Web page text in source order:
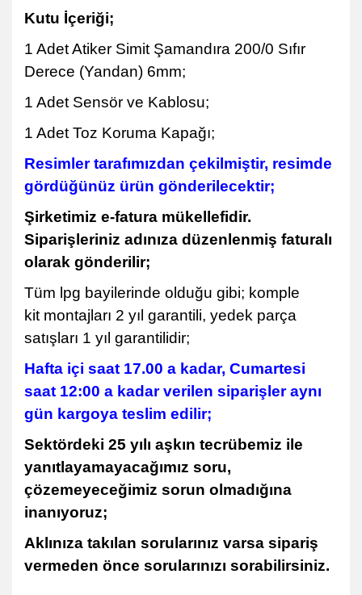
Kutu İçeriği;
1 Adet Atiker Simit Şamandıra 200/0 Sıfır
Derece (Yandan) 6mm;
1 Adet Sensör ve Kablosu;
1 Adet Toz Koruma Kapağı;
Resimler tarafımızdan çekilmiştir, resimde
gördüğünüz ürün gönderilecektir;
Şirketimiz e-fatura mükellefidir.
Siparişleriniz adınıza düzenlenmiş faturalı
olarak gönderilir;
Tüm lpg bayilerinde olduğu gibi; komple
kit montajları 2 yıl garantili, yedek parça
satışları 1 yıl garantilidir;
Hafta içi saat 17.00 a kadar, Cumartesi
saat 12:00 a kadar verilen siparişler aynı
gün kargoya teslim edilir;
Sektördeki 25 yılı aşkın tecrübemiz ile
yanıtlayamayacağımız soru,
çözemeyeceğimiz sorun olmadığına
inanıyoruz;
Aklınıza takılan sorularınız varsa sipariş
vermeden önce sorularınızı sorabilirsiniz.